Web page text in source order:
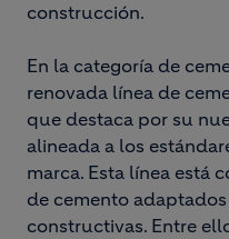
construcción.
En la categoría de
renovada línea de
que destaca por su
alineada a los
marca. Esta línea está
de cemento
constructivas. Entre